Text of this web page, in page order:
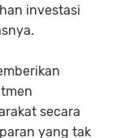
investasi
secara
yang tak